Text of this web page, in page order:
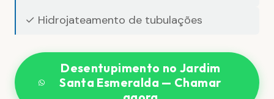
✓ Hidrojateamento de tubulações
Desentupimento no Jardim
Santa Esmeralda — Chamar